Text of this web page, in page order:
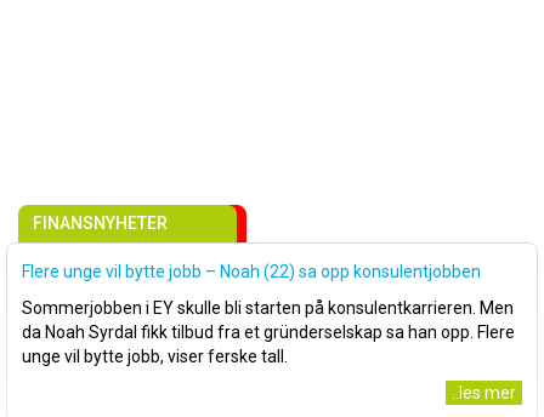
FINANSNYHETER
Flere unge vil bytte jobb – Noah (22) sa opp konsulentjobben
Sommerjobben i EY skulle bli starten på konsulentkarrieren. Men
da Noah Syrdal fikk tilbud fra et gründerselskap sa han opp. Flere
unge vil bytte jobb, viser ferske tall.
..les mer